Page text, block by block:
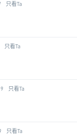
只看Ta
只看Ta
只看Ta
只看Ta